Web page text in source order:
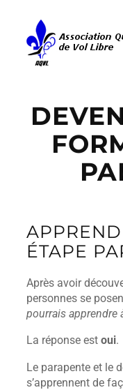
contenu
ÉTAPE
Après avoir
personnes se
pourrais apprendre
La réponse est oui.
Le parapente et le
s’apprennent de